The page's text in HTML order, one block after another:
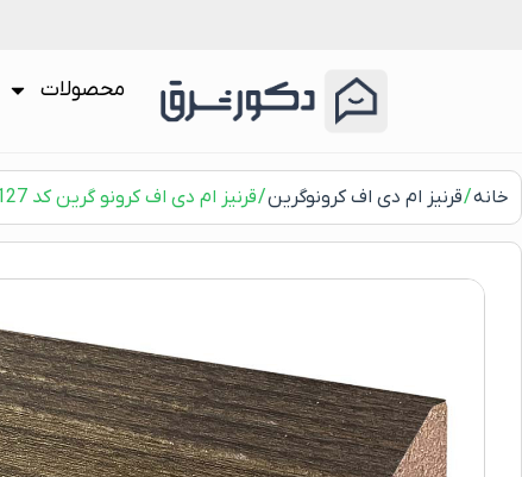
محصولات
خانه/قرنیز ام دی اف کرونوگرین/ قرنیز ام دی اف کرونو گرین کد 127